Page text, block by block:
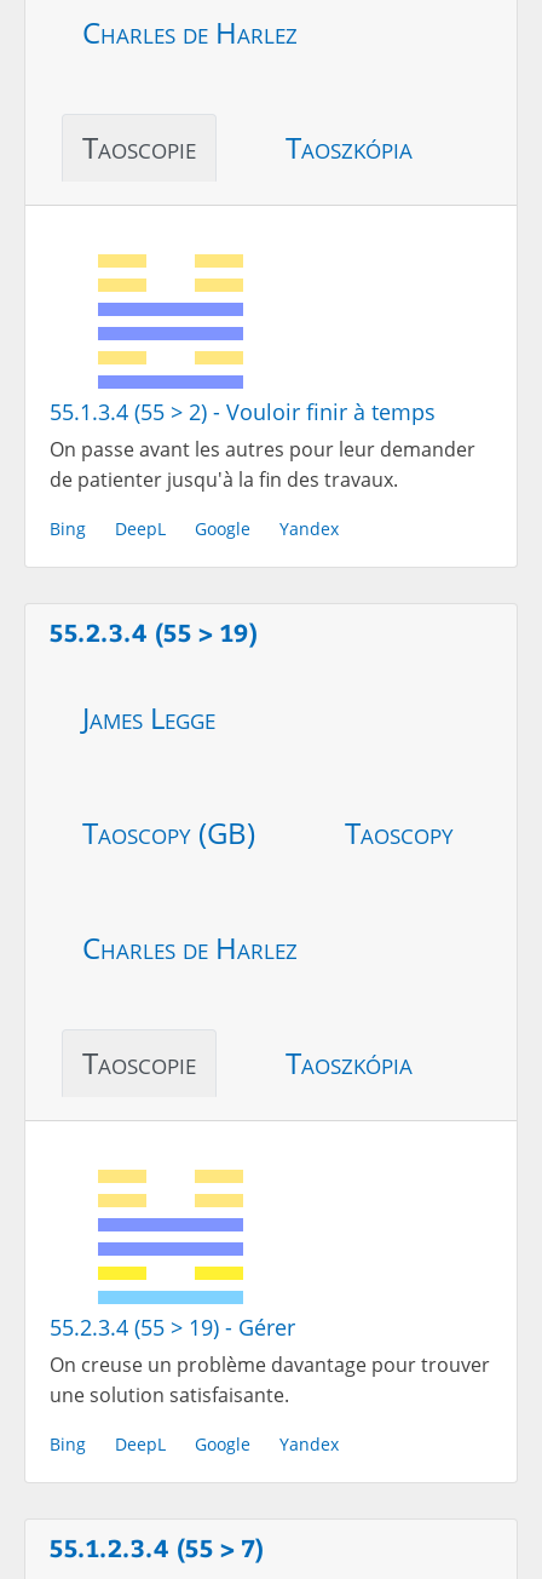
Charles de Harlez
Taoscopie Taoszkópia
55.1.3.4 (55 > 2) - Vouloir finir à temps
On passe avant les autres pour leur demander
de patienter jusqu'à la fin des travaux.
Bing DeepL Google Yandex
55.2.3.4 (55 > 19)
James Legge
Taoscopy (GB) Taoscopy
Charles de Harlez
Taoscopie Taoszkópia
55.2.3.4 (55 > 19) - Gérer
On creuse un problème davantage pour trouver
une solution satisfaisante.
Bing DeepL Google Yandex
55.1.2.3.4 (55 > 7)